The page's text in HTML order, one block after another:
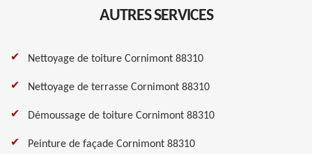
AUTRES SERVICES
Nettoyage de toiture Cornimont 88310
Nettoyage de terrasse Cornimont 88310
Démoussage de toiture Cornimont 88310
Peinture de façade Cornimont 88310